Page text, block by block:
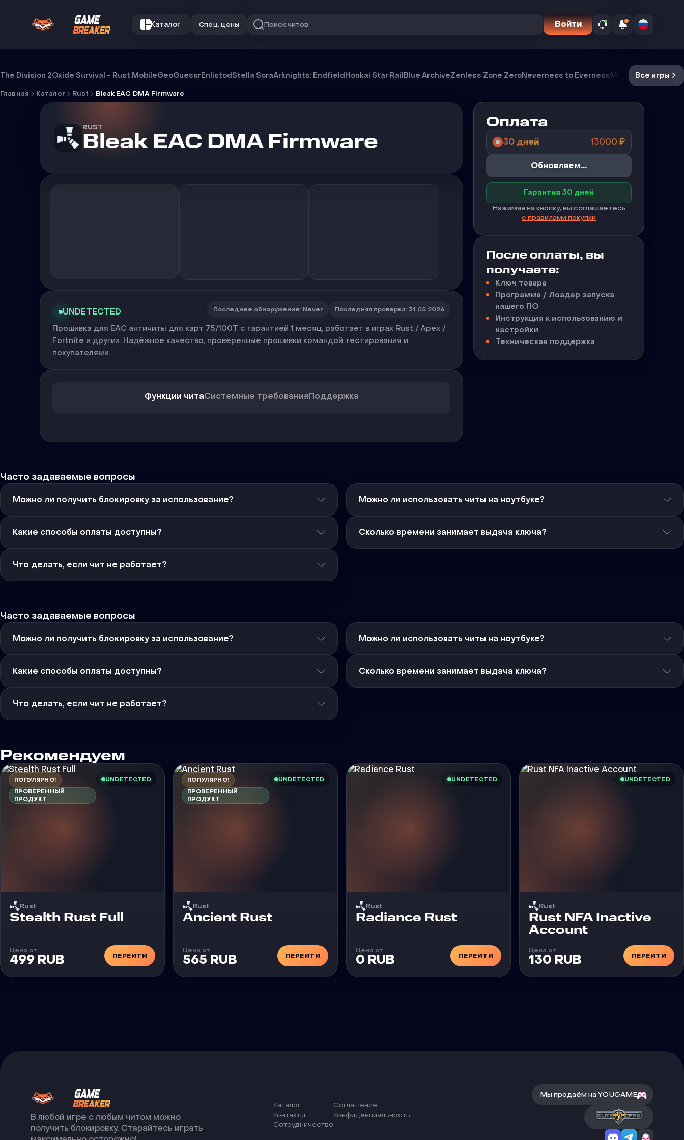
Каталог Спец. цены Поиск читов Войти
The Division 2Oxide Survival - Rust MobileGeoGuessrEnlistodStella SoraArknights: EndfieldHonkai Star RailBlue ArchiveZenless Zone ZeroNeverness to EvernessMecchaВсе игры
Главная Каталог Rust Bleak EAC DMA Firmware
RUST
Bleak EAC DMA Firmware
UNDETECTED Последнее обнаружение: Never Последняя проверка:31.05.2026
Прошивка для EAC античиты для карт 75/100T с гарантией 1 месяц, работает в играх Rust / Apex /
Fortnite и других. Надёжное качество, проверенные прошивки командой тестирования и
покупателями.
Функции читаСистемные требованияПоддержка
Оплата
30 дней 13000 ₽
Купить
Гарантия 30 дней
Нажимая на кнопку, вы соглашаетесь
с правилами покупки
После оплаты, вы
получаете:
Ключ товара
Программа / Лоадер запуска
нашего ПО
Инструкция к использованию и
настройки
Техническая поддержка
Часто задаваемые вопросы
Можно ли получить блокировку за использование? Можно ли использовать читы на ноутбуке?
Какие способы оплаты доступны? Сколько времени занимает выдача ключа?
Что делать, если чит не работает?
Часто задаваемые вопросы
Можно ли получить блокировку за использование? Можно ли использовать читы на ноутбуке?
Какие способы оплаты доступны? Сколько времени занимает выдача ключа?
Что делать, если чит не работает?
Рекомендуем
ПОПУЛЯРНО!
ПРОВЕРЕННЫЙ
ПРОДУКТ
UNDETECTED
Rust
Чит
Stealth Rust Full
Цена от
499 RUB ПЕРЕЙТИ
ПОПУЛЯРНО!
ПРОВЕРЕННЫЙ
ПРОДУКТ
UNDETECTED
Rust
Чит
Ancient Rust
Цена от
565 RUB ПЕРЕЙТИ
UNDETECTED
Rust
Чит
Radiance Rust
Цена от
0 RUB ПЕРЕЙТИ
UNDETECTED
Rust
Rust NFA Inactive
Account
Цена от
130 RUB ПЕРЕЙТИ
В любой игре с любым читом можно
получить блокировку. Старайтесь играть
Каталог
Контакты
Сотрудничество
Соглашение
Конфиденциальность
Мы продаём на YOUGAME